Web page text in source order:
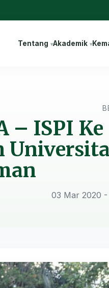
Tentang Akademik
– ISPI Ke
03 Mar 2020 -